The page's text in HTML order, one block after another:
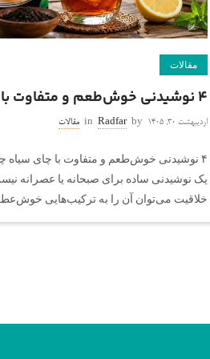
مقالات
۴ نوشیدنی خوش‌طعم و متفاوت با چای سیاه
اردیبهشت ۳۰, ۱۴۰۵ by
Radfar
in مقالات
۴ نوشیدنی خوش‌طعم و متفاوت با چای سیاه
یک نوشیدنی ساده برای صبحانه یا عصرانه
خلاقیت می‌توان آن را به ترکیب‌هایی